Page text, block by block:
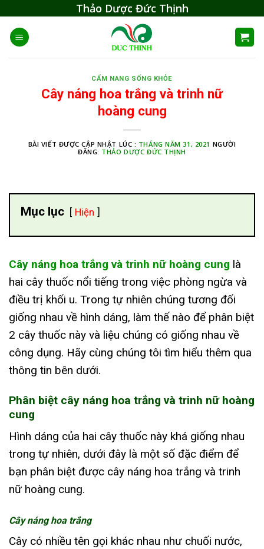
content
Thảo Dược Đức Thịnh
CẨM NANG SỐNG KHỎE
Cây náng hoa trắng và trinh nữ
hoàng cung
BÀI VIẾT ĐƯỢC CẬP NHẬT LÚC : THÁNG NĂM 31, 2021 NGƯỜI
ĐĂNG: THẢO DƯỢC ĐỨC THỊNH
Mục lục Hiện
Cây náng hoa trắng và trinh nữ hoàng cung là
hai cây thuốc nổi tiếng trong việc phòng ngừa và
điều trị khối u. Trong tự nhiên chúng tương đối
giống nhau về hình dáng, làm thế nào để phân biệt
2 cây thuốc này và liệu chúng có giống nhau về
công dụng. Hãy cùng chúng tôi tìm hiểu thêm qua
thông tin bên dưới.
Phân biệt cây náng hoa trắng và trinh nữ hoàng
cung
Hình dáng của hai cây thuốc này khá giống nhau
trong tự nhiên, dưới đây là một số đặc điểm để
bạn phân biệt được cây náng hoa trắng và trinh
nữ hoàng cung.
Cây náng hoa trắng
Cây có nhiều tên gọi khác nhau như chuối nước,